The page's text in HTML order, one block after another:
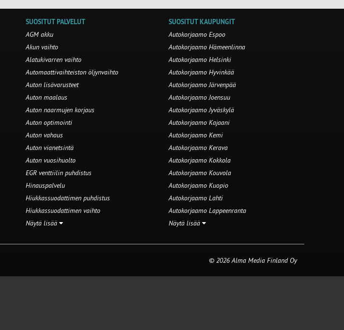
SUOSITUT PALVELUT
AGM akku
Akun vaihto
Alatukivarren vaihto
Automaattivaihteiston öljynvaihto
Auton lisävarusteet
Auton maalaus
Auton naarmujen korjaus
Auton optimointi
Auton vahaus
Auton vianetsintä
Auton vuosihuolto
EGR venttiilin puhdistus
Hinauspalvelu
Hiukkassuodattimen puhdistus
Hiukkassuodattimen vaihto
Näytä lisää
SUOSITUT KAUPUNGIT
Autokorjaamo Espoo
Autokorjaamo Hämeenlinna
Autokorjaamo Helsinki
Autokorjaamo Hyvinkää
Autokorjaamo Järvenpää
Autokorjaamo Joensuu
Autokorjaamo Jyväskylä
Autokorjaamo Kajaani
Autokorjaamo Kemi
Autokorjaamo Kerava
Autokorjaamo Kokkola
Autokorjaamo Kouvola
Autokorjaamo Kuopio
Autokorjaamo Lahti
Autokorjaamo Lappeenranta
Näytä lisää
© 2026 Alma Media Finland Oy